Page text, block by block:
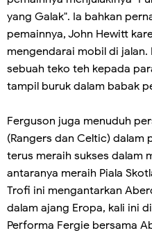
yang Galak". Ia bahkan
pemainnya, John Hewitt
mengendarai mobil di
sebuah teko teh kepada
tampil buruk dalam babak
Ferguson juga menuduh
(Rangers dan Celtic) dalam
terus meraih sukses dalam
antaranya meraih Piala
Trofi ini mengantarkan
dalam ajang Eropa, kali ini
Performa Fergie bersama